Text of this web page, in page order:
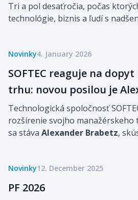
Tri a pol desaťročia, počas
technológie, biznis a ľudí s
tímovosť, dôvera a ľudia, ktorí
Novinky4. January 2026
SOFTEC reaguje na
trhu: novou posilou je
Technologická spoločnosť
rozšírenie svojho manažérskeho
sa stáva Alexander Brabetz,
stratégie firmy rozširovať svoje
rakúskom trhu, na ktorom medzi
klientov patria firmy z
Novinky12. December 2025
PF 2026